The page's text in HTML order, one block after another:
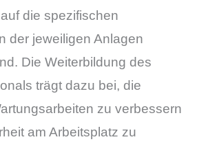
die spezifischen
der jeweiligen Anlagen
Die Weiterbildung des
trägt dazu bei, die
zu verbessern
am Arbeitsplatz zu